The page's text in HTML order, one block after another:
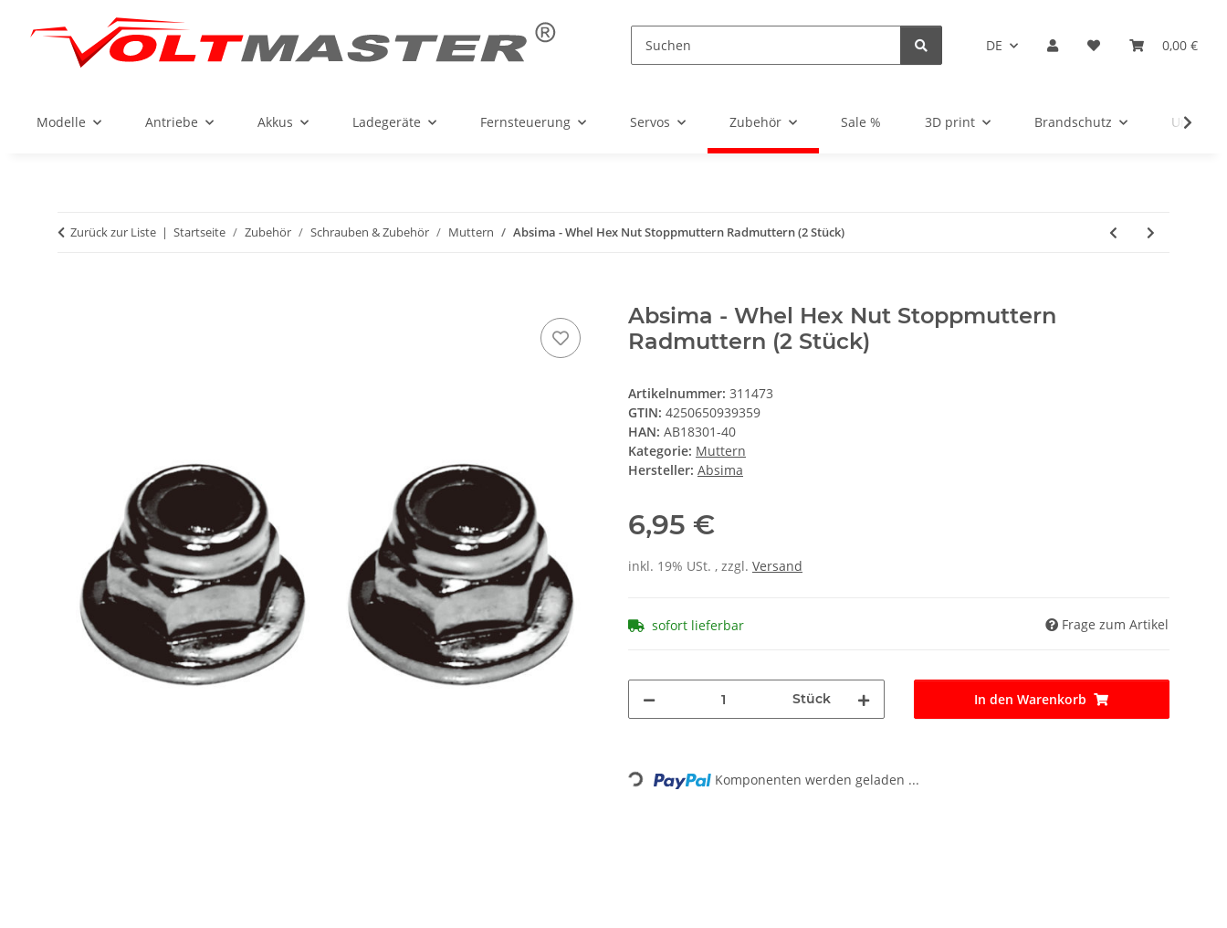
DE 0,00 €
Modelle Antriebe Akkus Ladegeräte Fernsteuerung Servos Zubehör Sale % 3D print Brandschutz
Zurück zur Liste Startseite Zubehör Schrauben & Zubehör Muttern Absima - Whel Hex Nut Stoppmuttern Radmuttern (2 Stück)
Absima - Whel Hex Nut Stoppmuttern
Radmuttern (2 Stück)
Artikelnummer: 311473
GTIN: 4250650939359
HAN: AB18301-40
Kategorie: Muttern
Hersteller: Absima
6,95 €
inkl. 19% USt. , zzgl. Versand
sofort lieferbar Frage zum Artikel
Stück In den Warenkorb
Loading... Komponenten werden geladen ...